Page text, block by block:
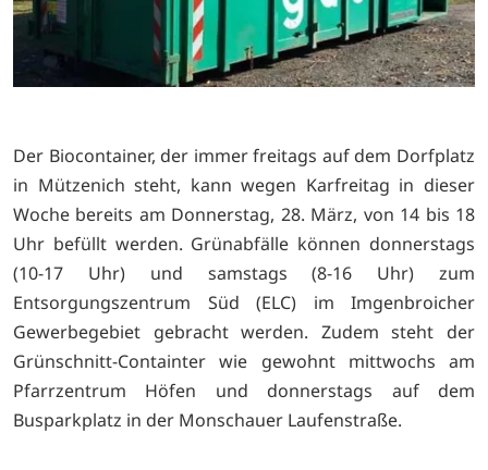
Der Biocontainer, der immer freitags auf dem Dorfplatz
in Mützenich steht, kann wegen Karfreitag in dieser
Woche bereits am Donnerstag, 28. März, von 14 bis 18
Uhr befüllt werden. Grünabfälle können donnerstags
(10-17 Uhr) und samstags (8-16 Uhr) zum
Entsorgungszentrum Süd (ELC) im Imgenbroicher
Gewerbegebiet gebracht werden. Zudem steht der
Grünschnitt-Containter wie gewohnt mittwochs am
Pfarrzentrum Höfen und donnerstags auf dem
Busparkplatz in der Monschauer Laufenstraße.